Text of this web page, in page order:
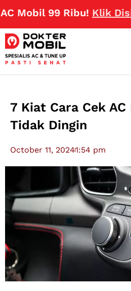
99 Ribu! Klik Disini
7 Kiat Cara Cek
Tidak Dingin
October 11, 20241:54 pm